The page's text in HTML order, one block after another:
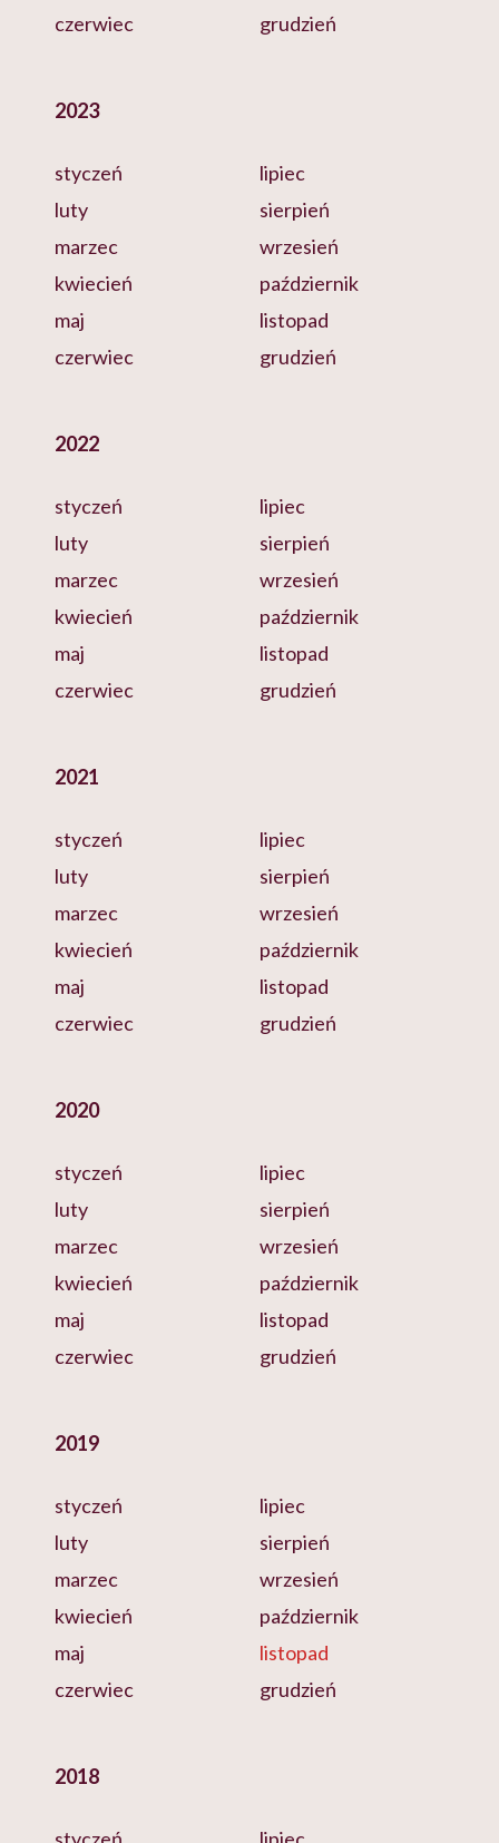
czerwiec
grudzień
2023
styczeń
luty
marzec
kwiecień
maj
czerwiec
lipiec
sierpień
wrzesień
październik
listopad
grudzień
2022
styczeń
luty
marzec
kwiecień
maj
czerwiec
lipiec
sierpień
wrzesień
październik
listopad
grudzień
2021
styczeń
luty
marzec
kwiecień
maj
czerwiec
lipiec
sierpień
wrzesień
październik
listopad
grudzień
2020
styczeń
luty
marzec
kwiecień
maj
czerwiec
lipiec
sierpień
wrzesień
październik
listopad
grudzień
2019
styczeń
luty
marzec
kwiecień
maj
czerwiec
lipiec
sierpień
wrzesień
październik
listopad
grudzień
2018